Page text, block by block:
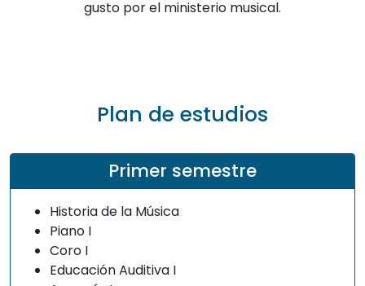
gusto por el ministerio musical.
Plan de estudios
Primer semestre
Historia de la Música
Piano I
Coro I
Educación Auditiva I